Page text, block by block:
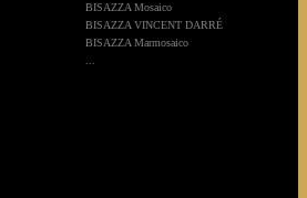
BISAZZA Mosaico
BISAZZA VINCENT DARRÉ
BISAZZA Marmosaico